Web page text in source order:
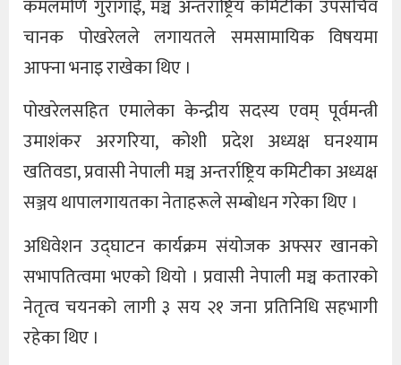
कमलमणि गुरागाईं, मञ्च अन्तराष्ट्रिय कमिटीका उपसचिव
चानक पोखरेलले लगायतले समसामायिक विषयमा
आफ्ना भनाइ राखेका थिए ।
पोखरेलसहित एमालेका केन्द्रीय सदस्य एवम् पूर्वमन्त्री
उमाशंकर अरगरिया, कोशी प्रदेश अध्यक्ष घनश्याम
खतिवडा, प्रवासी नेपाली मञ्च अन्तर्राष्ट्रिय कमिटीका अध्यक्ष
सञ्जय थापालगायतका नेताहरूले सम्बोधन गरेका थिए ।
अधिवेशन उद्घाटन कार्यक्रम संयोजक अफ्सर खानको
सभापतित्वमा भएको थियो । प्रवासी नेपाली मञ्च कतारको
नेतृत्व चयनको लागी ३ सय २१ जना प्रतिनिधि सहभागी
रहेका थिए ।